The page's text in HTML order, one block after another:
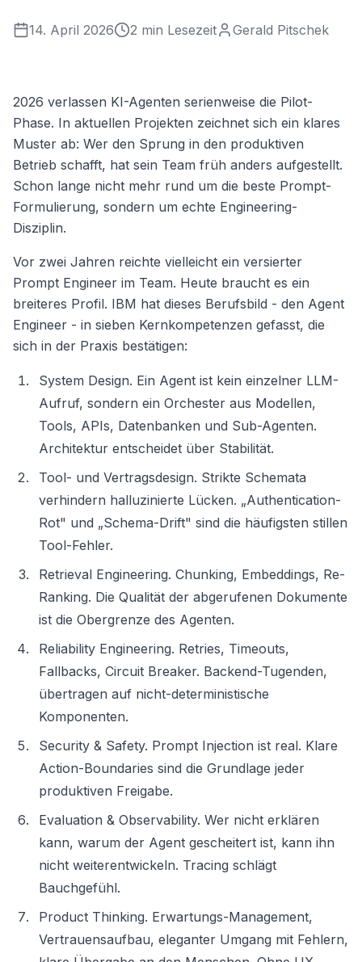
14. April 2026 2 min Lesezeit Gerald Pitschek
2026 verlassen KI-Agenten serienweise die Pilot-
Phase. In aktuellen Projekten zeichnet sich ein klares
Muster ab: Wer den Sprung in den produktiven
Betrieb schafft, hat sein Team früh anders aufgestellt.
Schon lange nicht mehr rund um die beste Prompt-
Formulierung, sondern um echte Engineering-
Disziplin.
Vor zwei Jahren reichte vielleicht ein versierter
Prompt Engineer im Team. Heute braucht es ein
breiteres Profil. IBM hat dieses Berufsbild - den Agent
Engineer - in sieben Kernkompetenzen gefasst, die
sich in der Praxis bestätigen:
System Design. Ein Agent ist kein einzelner LLM-
Aufruf, sondern ein Orchester aus Modellen,
Tools, APIs, Datenbanken und Sub-Agenten.
Architektur entscheidet über Stabilität.
Tool- und Vertragsdesign. Strikte Schemata
verhindern halluzinierte Lücken. „Authentication-
Rot" und „Schema-Drift" sind die häufigsten stillen
Tool-Fehler.
Retrieval Engineering. Chunking, Embeddings, Re-
Ranking. Die Qualität der abgerufenen Dokumente
ist die Obergrenze des Agenten.
Reliability Engineering. Retries, Timeouts,
Fallbacks, Circuit Breaker. Backend-Tugenden,
übertragen auf nicht-deterministische
Komponenten.
Security & Safety. Prompt Injection ist real. Klare
Action-Boundaries sind die Grundlage jeder
produktiven Freigabe.
Evaluation & Observability. Wer nicht erklären
kann, warum der Agent gescheitert ist, kann ihn
nicht weiterentwickeln. Tracing schlägt
Bauchgefühl.
Product Thinking. Erwartungs-Management,
Vertrauensaufbau, eleganter Umgang mit Fehlern,